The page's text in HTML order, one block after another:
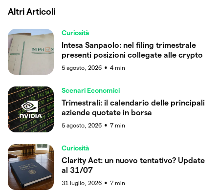
Altri Articoli
Curiosità
Intesa Sanpaolo: nel filing trimestrale
presenti posizioni collegate alle crypto
5 agosto, 2026 ● 4 min
Scenari Economici
Trimestrali: il calendario delle principali
aziende quotate in borsa
5 agosto, 2026 ● 7 min
Curiosità
Clarity Act: un nuovo tentativo? Update
al 31/07
31 luglio, 2026 ● 7 min